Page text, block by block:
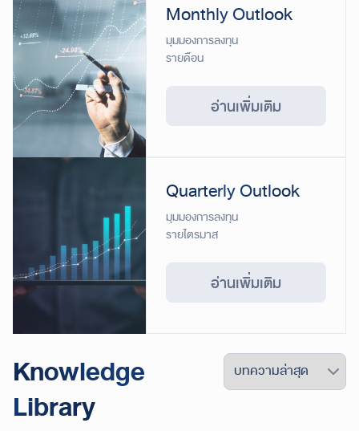
อ่านเพิ่มเติม
Monthly Outlook
มุมมองการลงทุน
รายดือน
อ่านเพิ่มเติม
Quarterly Outlook
มุมมองการลงทุน
รายไตรมาส
Knowledge
Library